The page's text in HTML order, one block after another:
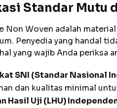
Standar Mutu
Non Woven adalah
Penyedia yang handal
yang wajib Anda periksa
SNI (Standar Nasional
dan kualitas minimal
Hasil Uji (LHU)